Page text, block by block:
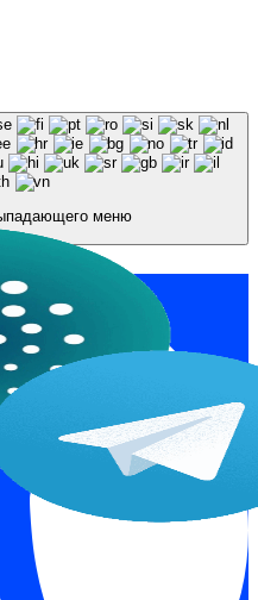
galaktika64.ru